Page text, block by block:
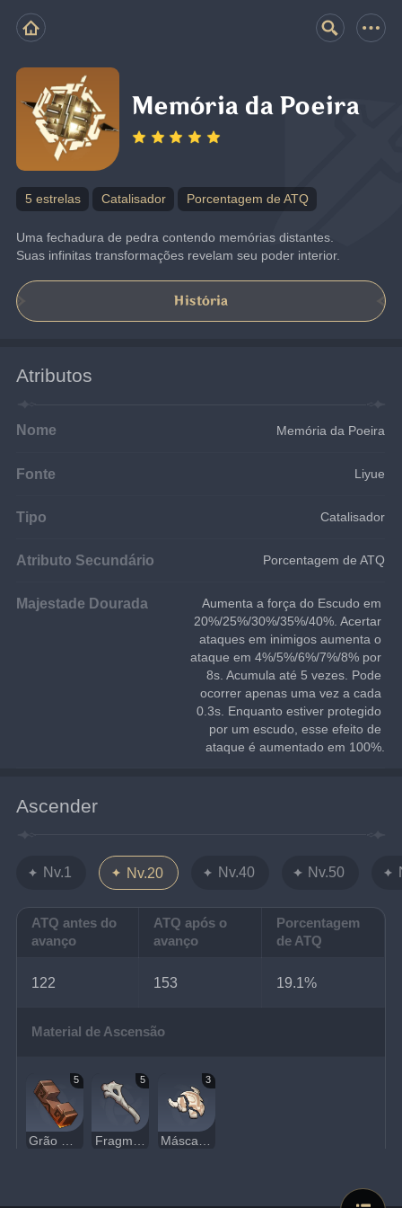
Memória da Poeira
5 estrelas Catalisador Porcentagem de ATQ
Uma fechadura de pedra contendo memórias distantes.
Suas infinitas transformações revelam seu poder interior.
História
Atributos
Nome Memória da Poeira
Fonte Liyue
Tipo Catalisador
Atributo Secundário Porcentagem de ATQ
Majestade Dourada
Aumenta a força do Escudo em
20%/25%/30%/35%/40%. Acertar
ataques em inimigos aumenta o
ataque em 4%/5%/6%/7%/8% por
8s. Acumula até 5 vezes. Pode
ocorrer apenas uma vez a cada
0.3s. Enquanto estiver protegido
por um escudo, esse efeito de
ataque é aumentado em 100%.
Ascender
Nv.1 Nv.20 Nv.40 Nv.50
ATQ antes do
avanço
ATQ após o
avanço
Porcentagem
de ATQ
122 153 19.1%
Material de Ascensão
5
Grão de Aerosiderite
5
Fragmento de osso frágil
3
Máscara Danificada